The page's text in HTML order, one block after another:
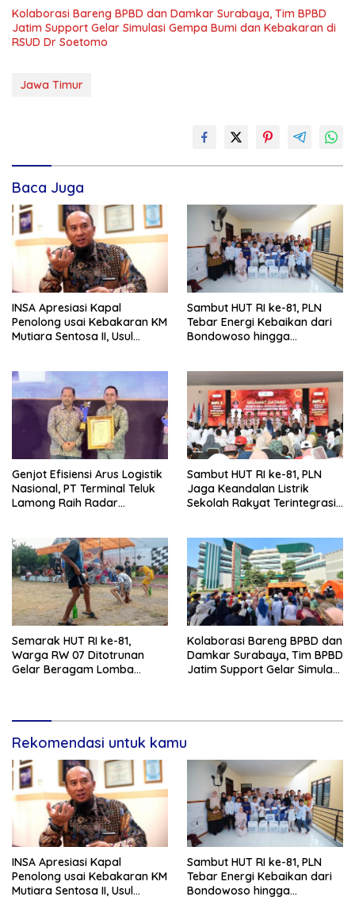
Kolaborasi Bareng BPBD dan Damkar Surabaya, Tim BPBD
Jatim Support Gelar Simulasi Gempa Bumi dan Kebakaran di
RSUD Dr Soetomo
Jawa Timur
Baca Juga
INSA Apresiasi Kapal
Penolong usai Kebakaran KM
Mutiara Sentosa II, Usul
Sambut HUT RI ke-81, PLN
Tebar Energi Kebaikan dari
Bondowoso hingga
Genjot Efisiensi Arus Logistik
Nasional, PT Terminal Teluk
Lamong Raih Radar
Sambut HUT RI ke-81, PLN
Jaga Keandalan Listrik
Sekolah Rakyat Terintegrasi 1
Semarak HUT RI ke-81,
Warga RW 07 Ditotrunan
Gelar Beragam Lomba
Kolaborasi Bareng BPBD dan
Damkar Surabaya, Tim BPBD
Jatim Support Gelar Simulasi
Rekomendasi untuk kamu
INSA Apresiasi Kapal
Penolong usai Kebakaran KM
Mutiara Sentosa II, Usul
Sambut HUT RI ke-81, PLN
Tebar Energi Kebaikan dari
Bondowoso hingga